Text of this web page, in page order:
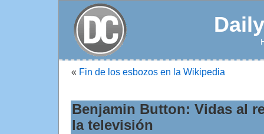
« Fin de los esbozos en la Wikipedia
Benjamin Button: Vidas al
la televisión